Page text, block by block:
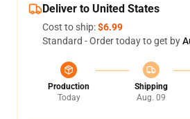
Deliver to United States
Cost to ship:$6.99
Standard - Order today to get by
Production
Today
Shipping
Aug. 09